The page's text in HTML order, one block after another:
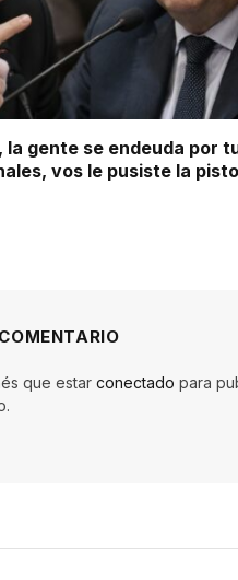
la gente se endeuda por
vos le pusiste la
que estar conectado para